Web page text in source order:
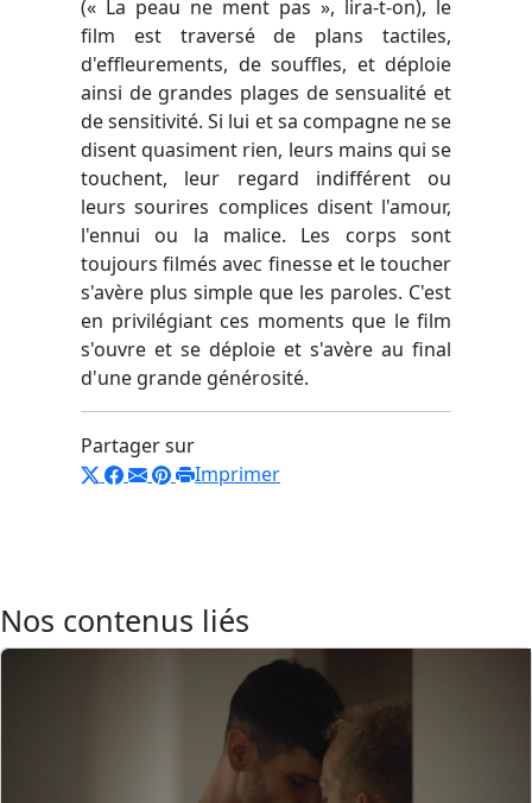
(« La peau ne ment pas », lira-t-on), le
film est traversé de plans tactiles,
d'effleurements, de souffles, et déploie
ainsi de grandes plages de sensualité et
de sensitivité. Si lui et sa compagne ne se
disent quasiment rien, leurs mains qui se
touchent, leur regard indifférent ou
leurs sourires complices disent l'amour,
l'ennui ou la malice. Les corps sont
toujours filmés avec finesse et le toucher
s'avère plus simple que les paroles. C'est
en privilégiant ces moments que le film
s'ouvre et se déploie et s'avère au final
d'une grande générosité.
Partager sur
Imprimer
Nos contenus liés